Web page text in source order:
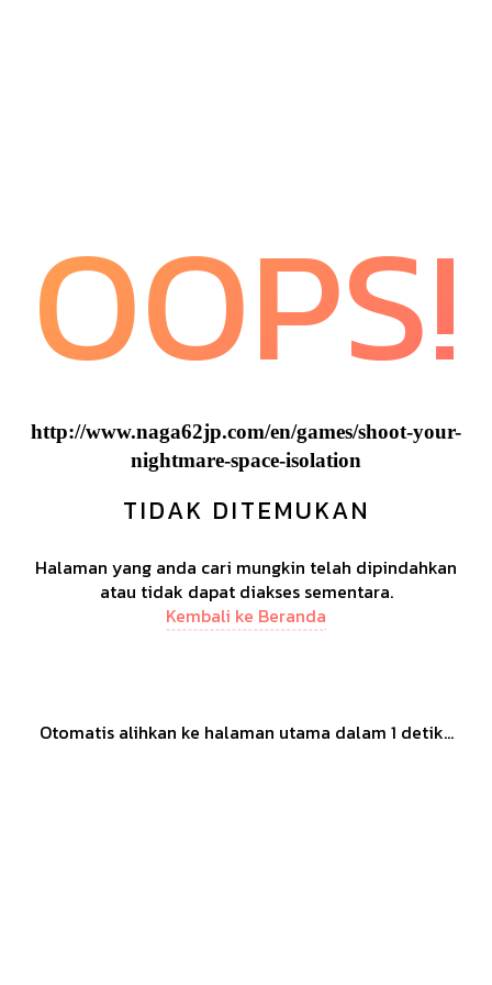
OOPS!
http://www.naga62jp.com/en/games/shoot-your-
nightmare-space-isolation
TIDAK DITEMUKAN
Halaman yang anda cari mungkin telah dipindahkan
atau tidak dapat diakses sementara.
Kembali ke Beranda
Otomatis alihkan ke halaman utama dalam 1 detik...